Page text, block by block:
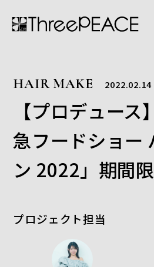
HAIR MAKE 2022.02.14
【プロデュース
急フードショー
ン 2022」期
プロジェクト担当